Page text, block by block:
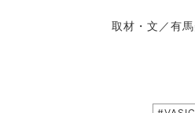
取材・文／有